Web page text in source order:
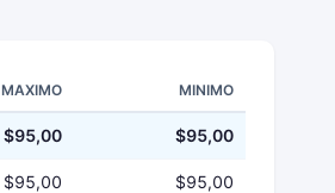
MAXIMO MINIMO
$95,00 $95,00
$95,00 $95,00